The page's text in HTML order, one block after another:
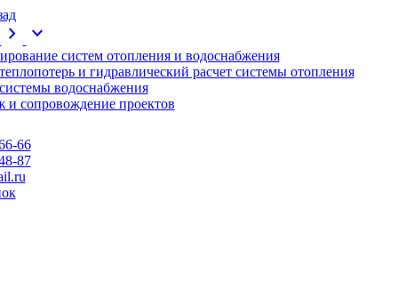
chevron_right expand_more
систем отопления и водоснабжения
и гидравлический расчет системы отопления
водоснабжения
и сопровождение проектов
66
87